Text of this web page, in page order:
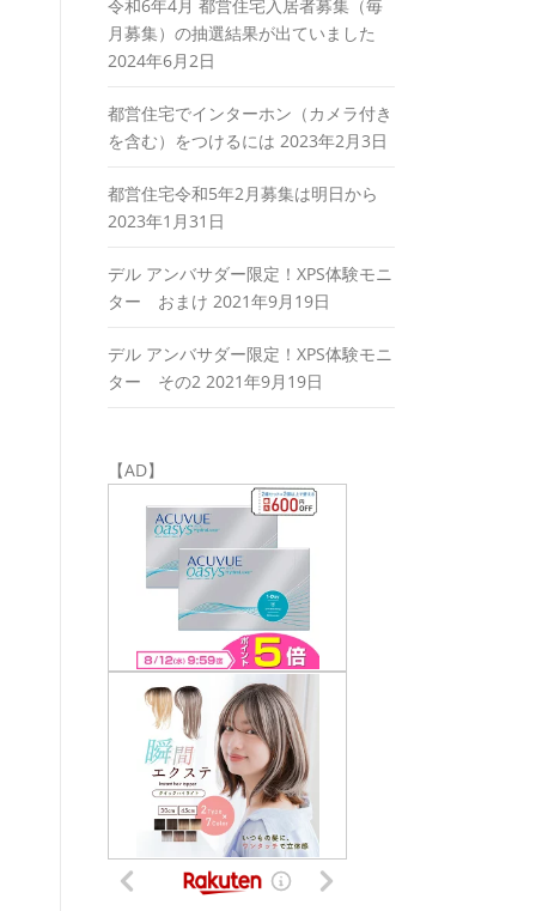
令和6年4月 都営住宅入居者募集（毎
月募集）の抽選結果が出ていました
2024年6月2日
都営住宅でインターホン（カメラ付き
を含む）をつけるには 2023年2月3日
都営住宅令和5年2月募集は明日から
2023年1月31日
デル アンバサダー限定！XPS体験モニ
ター おまけ 2021年9月19日
デル アンバサダー限定！XPS体験モニ
ター その2 2021年9月19日
【AD】